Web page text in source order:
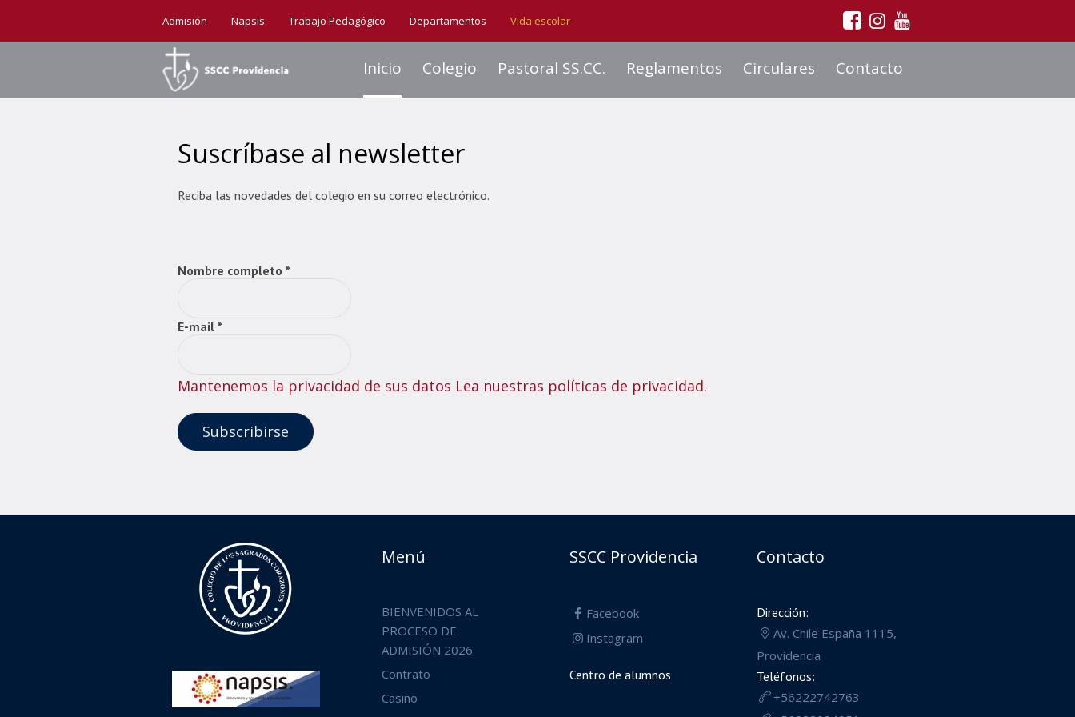
Admisión Napsis Trabajo Pedagógico Departamentos Vida escolar
Inicio Colegio Pastoral SS.CC. Reglamentos Circulares Contacto
Suscríbase al newsletter
Reciba las novedades del colegio en su correo electrónico.
Nombre completo *
E-mail *
Mantenemos la privacidad de sus datos Lea nuestras políticas de privacidad.
Menú
BIENVENIDOS AL
PROCESO DE
ADMISIÓN 2026
Contrato
Casino
SSCC Providencia
Facebook
Instagram
Centro de alumnos
Contacto
Dirección:
Av. Chile España 1115,
Providencia
Teléfonos:
+56222742763